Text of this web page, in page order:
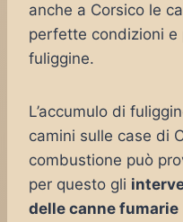
anche a Corsico le
perfette condizioni e
fuliggine.
L’accumulo di
camini sulle case di
combustione può
per questo gli
delle canne fumarie